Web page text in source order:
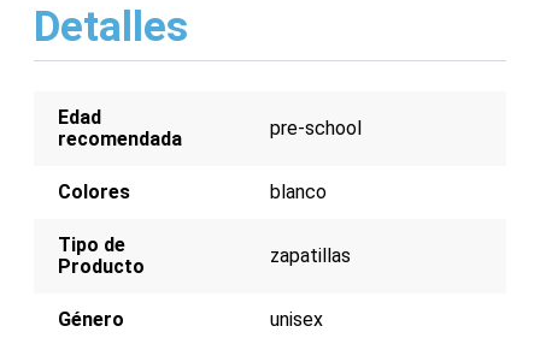
Suela de goma para tracción
Cierre de velcro para un ajuste seguro
Diseño en color blanco
Detalles
Edad
recomendada
pre-school
Colores blanco
Tipo de
Producto
zapatillas
Género unisex